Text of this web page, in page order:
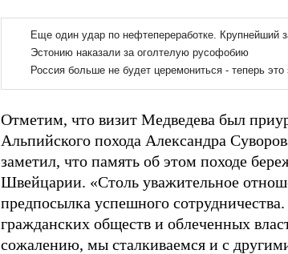
Отметим, что визит Медведева был
Альпийского похода Александра
заметил, что память об этом походе
Швейцарии. «Столь уважительное
предпосылка успешного
гражданских обществ и облеченных
сожалению, мы сталкиваемся и с